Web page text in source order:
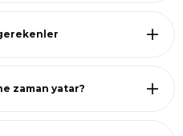
zaman yatar?